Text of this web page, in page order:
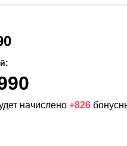
начислено +826